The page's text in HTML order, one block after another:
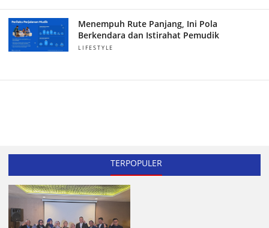
Menempuh Rute Panjang, Ini Pola
Berkendara dan Istirahat Pemudik
LIFESTYLE
TERPOPULER